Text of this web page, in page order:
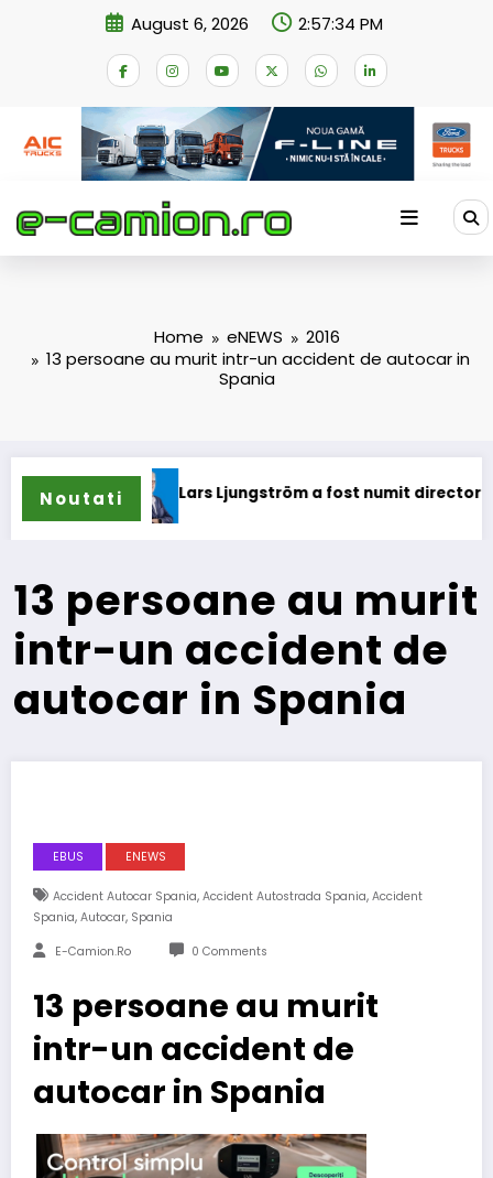
August 6, 2026 2:57:35 PM
Home eNEWS
2016
13 persoane au murit intr-un accident de autocar in
Spania
Noutati
Lars Ljungström a fost numit director general (CFO)
13 persoane au murit
intr-un accident de
autocar in Spania
EBUS ENEWS
Accident Autocar Spania, Accident Autostrada Spania, Accident
Spania, Autocar, Spania
E-Camion.ro 0 Comments
13 persoane au murit
intr-un accident de
autocar in Spania